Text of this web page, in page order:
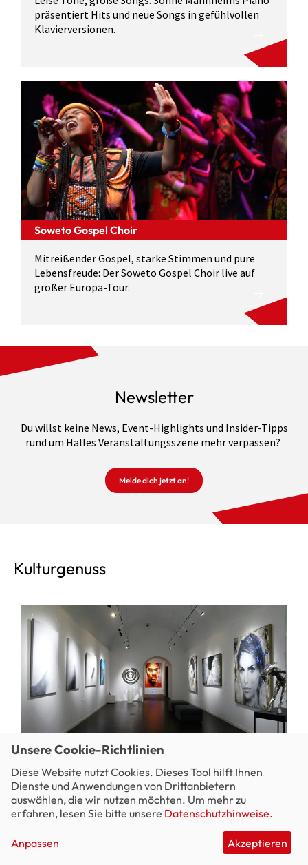
präsentiert Hits und neue Songs in gefühlvollen
Klavierversionen.
Soweto Gospel Choir
Mitreißender Gospel, starke Stimmen und pure
Lebensfreude: Der Soweto Gospel Choir live auf
großer Europa-Tour.
Newsletter
Du willst keine News, Event-Highlights und Insider-Tipps
rund um Halles Veranstaltungsszene mehr verpassen?
Melde dich jetzt an!
Kulturgenuss
Kunst entdecken
Einzigartige und faszinierende Ausstellungen
erwarten euch in den Museen und Galerien der
Stadt.
Unsere Cookie-Richtlinien
Diese Website nutzt Cookies. Dieses Tool hilft Ihnen
Dienste und Anwendungen von Drittanbietern
auswählen, die wir nutzen möchten. Um mehr zu
erfahren, lesen Sie bitte unsere Datenschutzhinweise.
Anpassen Akzeptieren